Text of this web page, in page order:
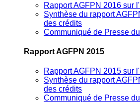
Rapport AGFPN 2016 sur
Synthèse du rapport
des crédits
Communiqué de Presse
Rapport AGFPN 2015
Rapport AGFPN 2015 sur
Synthèse du rapport
des crédits
Communiqué de Presse